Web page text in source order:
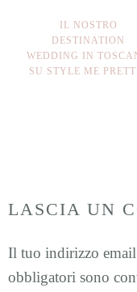
IL NOSTRO
DESTINATION
WEDDING IN
SU STYLE ME
LASCIA UN
Il tuo indirizzo
obbligatori sono